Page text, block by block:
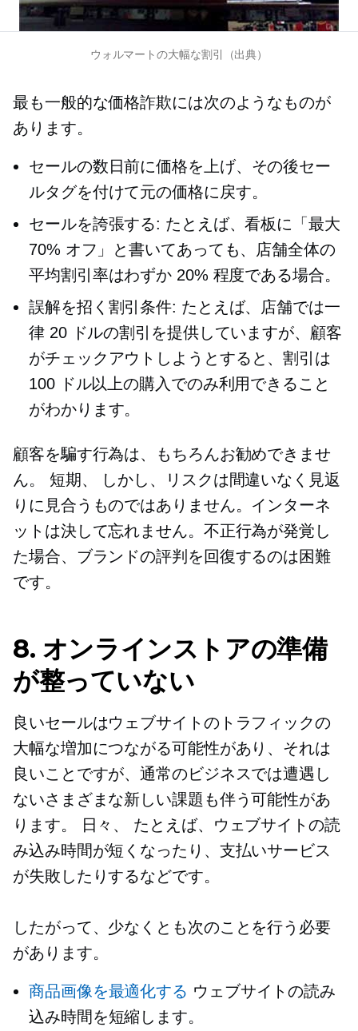
ウォルマートの大幅な割引（出典）
最も一般的な価格詐欺には次のようなものが
あります。
セールの数日前に価格を上げ、その後セー
ルタグを付けて元の価格に戻す。
セールを誇張する: たとえば、看板に「最大
70% オフ」と書いてあっても、店舗全体の
平均割引率はわずか 20% 程度である場合。
誤解を招く割引条件: たとえば、店舗では一
律 20 ドルの割引を提供していますが、顧客
がチェックアウトしようとすると、割引は
100 ドル以上の購入でのみ利用できること
がわかります。
顧客を騙す行為は、もちろんお勧めできませ
ん。 短期、
しかし、リスクは間違いなく見返
りに見合うものではありません。インターネ
ットは決して忘れません。不正行為が発覚し
た場合、ブランドの評判を回復するのは困難
です。
8. オンラインストアの準備
が整っていない
良いセールはウェブサイトのトラフィックの
大幅な増加につながる可能性があり、それは
良いことですが、通常のビジネスでは遭遇し
ないさまざまな新しい課題も伴う可能性があ
ります。
日々、
たとえば、ウェブサイトの読
み込み時間が短くなったり、支払いサービス
が失敗したりするなどです。
したがって、少なくとも次のことを行う必要
があります。
商品画像を最適化する ウェブサイトの読み
込み時間を短縮します。